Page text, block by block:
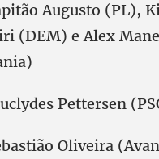
Augusto (PL),
(DEM) e Alex
Pettersen
Oliveira